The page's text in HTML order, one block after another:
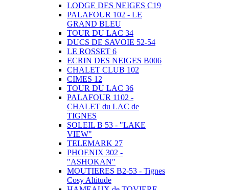
LODGE DES NEIGES C19
PALAFOUR 102 - LE
GRAND BLEU
TOUR DU LAC 34
DUCS DE SAVOIE 52-54
LE ROSSET 6
ECRIN DES NEIGES B006
CHALET CLUB 102
CIMES 12
TOUR DU LAC 36
PALAFOUR 1102 -
CHALET du LAC de
TIGNES
SOLEIL B 53 - "LAKE
VIEW"
TELEMARK 27
PHOENIX 302 -
"ASHOKAN"
MOUTIERES B2-53 - Tignes
Cosy Altitude